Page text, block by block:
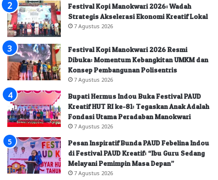
Festival Kopi Manokwari 2026: Wadah
Strategis Akselerasi Ekonomi Kreatif Lokal
7 Agustus 2026
Festival Kopi Manokwari 2026 Resmi
Dibuka: Momentum Kebangkitan UMKM dan
Konsep Pembangunan Polisentris
7 Agustus 2026
Bupati Hermus Indou Buka Festival PAUD
Kreatif HUT RI ke-81: Tegaskan Anak Adalah
Fondasi Utama Peradaban Manokwari
7 Agustus 2026
Pesan Inspiratif Bunda PAUD Febelina Indou
di Festival PAUD Kreatif: “Ibu Guru Sedang
Melayani Pemimpin Masa Depan”
7 Agustus 2026